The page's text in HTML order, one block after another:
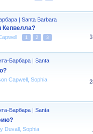
| Santa Barbara
Кепвелла?
1 2
3
Барбара | Santa
Capwell ,Sophia
Барбара | Santa
Duvall ,Sophia